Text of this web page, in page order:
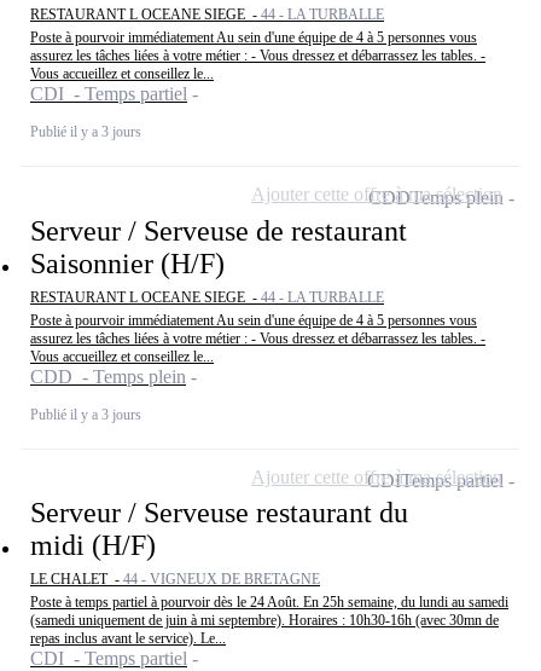
RESTAURANT L OCEANE SIEGE - 44 - LA TURBALLE
Poste à pourvoir immédiatement Au sein d'une équipe de 4 à 5 personnes vous
assurez les tâches liées à votre métier : - Vous dressez et débarrassez les tables. -
Vous accueillez et conseillez le...
CDI - Temps partiel
Publié il y a 3 jours
Serveur / Serveuse de restaurant
Saisonnier (H/F)
RESTAURANT L OCEANE SIEGE - 44 - LA TURBALLE
Poste à pourvoir immédiatement Au sein d'une équipe de 4 à 5 personnes vous
assurez les tâches liées à votre métier : - Vous dressez et débarrassez les tables. -
Vous accueillez et conseillez le...
CDD - Temps plein
Publié il y a 3 jours
CDDTemps plein
Ajouter cette offre à ma sélection
Serveur / Serveuse restaurant du
midi (H/F)
LE CHALET - 44 - VIGNEUX DE BRETAGNE
Poste à temps partiel à pourvoir dès le 24 Août. En 25h semaine, du lundi au samedi
(samedi uniquement de juin à mi septembre). Horaires : 10h30-16h (avec 30mn de
repas inclus avant le service). Le...
CDI - Temps partiel
CDITemps partiel
Ajouter cette offre à ma sélection